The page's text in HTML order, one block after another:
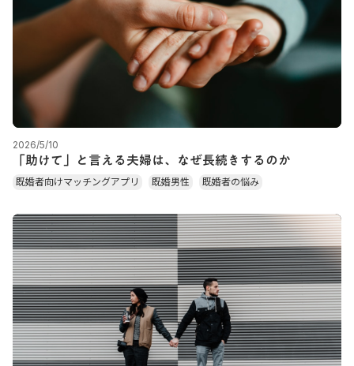
2026/5/10
「助けて」と言える夫婦は、なぜ長続きするのか
既婚者向けマッチングアプリ 既婚男性 既婚者の悩み